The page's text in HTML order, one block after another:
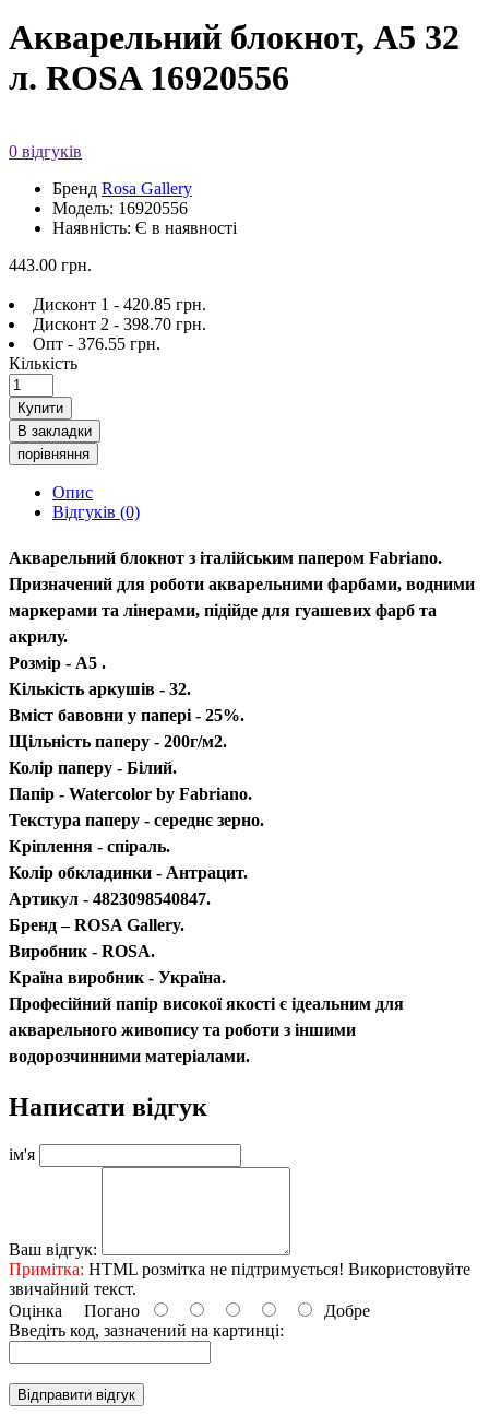
Акварельний блокнот, A5 32
л. ROSA 16920556
0 відгуків
Бренд Rosa Gallery
Модель: 16920556
Наявність: Є в наявності
443.00 грн.
Дисконт 1 - 420.85 грн.
Дисконт 2 - 398.70 грн.
Опт - 376.55 грн.
Кількість
Купити
В закладки
порівняння
Опис
Відгуків (0)
Акварельний блокнот з італійським папером Fabriano.
Призначений для роботи акварельними фарбами, водними
маркерами та лінерами, підійде для гуашевих фарб та
акрилу.
Розмір - А5 .
Кількість аркушів - 32.
Вміст бавовни у папері - 25%.
Щільність паперу - 200г/м2.
Колір паперу - Білий.
Папір - Watercolor by Fabriano.
Текстура паперу - середнє зерно.
Кріплення - спіраль.
Колір обкладинки - Антрацит.
Артикул - 4823098540847.
Бренд – ROSA Gallery.
Виробник - ROSA.
Країна виробник - Україна.
Професійний папір високої якості є ідеальним для
акварельного живопису та роботи з іншими
водорозчинними матеріалами.
Написати відгук
ім'я
Ваш відгук:
Примітка: HTML розмітка не підтримується! Використовуйте
звичайний текст.
Оцінка Погано
Добре
Введіть код, зазначений на картинці:
Відправити відгук